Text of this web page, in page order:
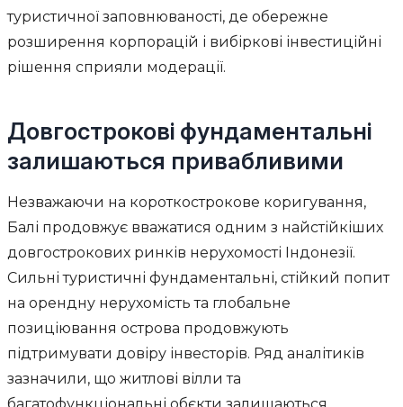
туристичної заповнюваності, де обережне
розширення корпорацій і вибіркові інвестиційні
рішення сприяли модерації.
Довгострокові фундаментальні
залишаються привабливими
Незважаючи на короткострокове коригування,
Балі продовжує вважатися одним з найстійкіших
довгострокових ринків нерухомості Індонезії.
Сильні туристичні фундаментальні, стійкий попит
на орендну нерухомість та глобальне
позиціювання острова продовжують
підтримувати довіру інвесторів. Ряд аналітиків
зазначили, що житлові вілли та